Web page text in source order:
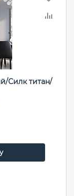
Силк титан/